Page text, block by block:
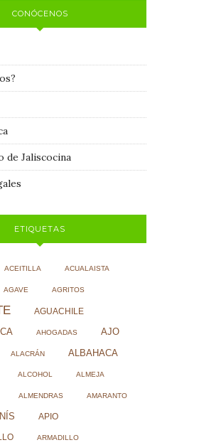
CONÓCENOS
de Jaliscocina
ETIQUETAS
ACEITILLA ACUALAISTA
AGAVE AGRITOS
AGUACHILE
AHOGADAS AJO
ALACRÁN ALBAHACA
ALCOHOL ALMEJA
ALMENDRAS AMARANTO
APIO
ARMADILLO